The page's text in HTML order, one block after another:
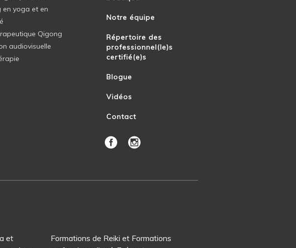
en yoga et en
Qigong
audiovisuelle
Notre équipe
Répertoire des
professionnel(le)s
certifié(e)s
Blogue
Vidéos
Contact
et
Formations de Reiki et Formations